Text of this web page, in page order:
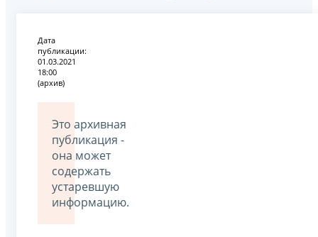
Дата
публикации:
01.03.2021
18:00
(архив)
Это архивная
публикация -
она может
содержать
устаревшую
информацию.